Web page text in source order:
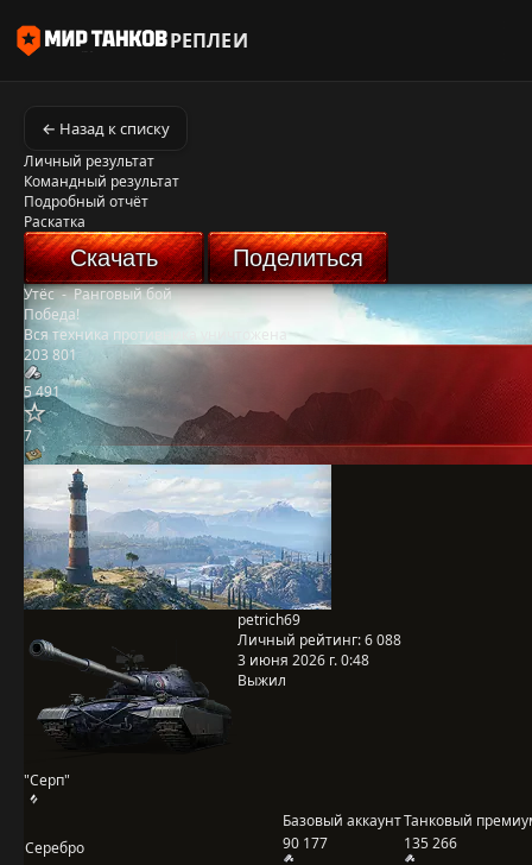
РЕПЛЕИ
← Назад к списку
Личный результат
Командный результат
Подробный отчёт
Раскатка
Скачать Поделиться
Утёс-Ранговый бой
Победа!
Вся техника противника уничтожена
203 801
5 491
7
"Серп"
petrich69
Личный рейтинг:6 088
3 июня 2026 г. 0:48
Выжил
Базовый аккаунтТанковый
Серебро
90 177
135 266